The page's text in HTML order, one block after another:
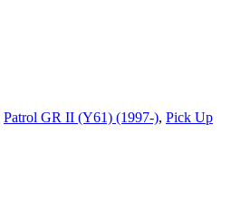
Patrol GR II (Y61) (1997-), Pick Up